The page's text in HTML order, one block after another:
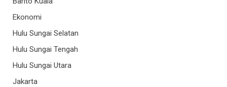
Ekonomi
Hulu Sungai Selatan
Hulu Sungai Tengah
Hulu Sungai Utara
Jakarta